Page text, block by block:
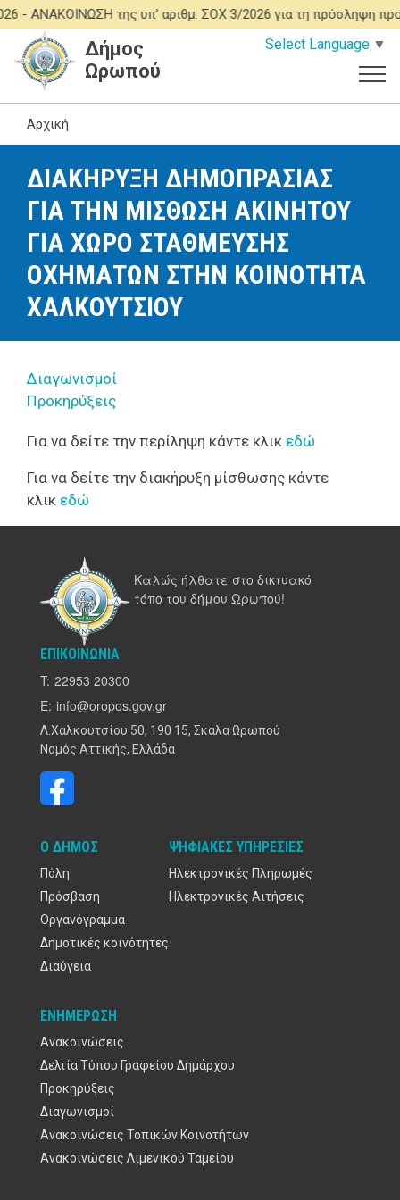
Παράκαμψη
προς
περιεχόμενο
-ΑΝΑΚΟΙΝΩΣΗ της υπ' αριθμ. ΣΟΧ 3/2026 για τη πρόσληψη
Select Language ▼
Δήμος
Ωρωπού
Αρχική
ΔΙΑΚΗΡΥΞΗ ΔΗΜΟΠΡΑΣΙΑΣ
ΓΙΑ ΤΗΝ ΜΙΣΘΩΣΗ ΑΚΙΝΗΤΟΥ
ΓΙΑ ΧΩΡΟ ΣΤΑΘΜΕΥΣΗΣ
ΟΧΗΜΑΤΩΝ ΣΤΗΝ ΚΟΙΝΟΤΗΤΑ
ΧΑΛΚΟΥΤΣΙΟΥ
Διαγωνισμοί
Προκηρύξεις
Για να δείτε την περίληψη κάντε κλικ εδώ
Για να δείτε την διακήρυξη μίσθωσης κάντε
κλικ εδώ
Καλώς ήλθατε στο δικτυακό
τόπο του δήμου Ωρωπού!
ΕΠΙΚΟΙΝΩΝΊΑ
T: 22953 20300
E: info@oropos.gov.gr
Λ.Χαλκουτσίου 50, 190 15, Σκάλα Ωρωπού
Νομός Αττικής, Ελλάδα
Ο ΔΉΜΟΣ
Πόλη
Πρόσβαση
Οργανόγραμμα
Δημοτικές κοινότητες
Διαύγεια
ΨΗΦΙΑΚΈΣ ΥΠΗΡΕΣΊΕΣ
Ηλεκτρονικές Πληρωμές
Ηλεκτρονικές Αιτήσεις
ΕΝΗΜΈΡΩΣΗ
Ανακοινώσεις
Δελτία Τύπου Γραφείου Δημάρχου
Προκηρύξεις
Διαγωνισμοί
Ανακοινώσεις Τοπικών Κοινοτήτων
Ανακοινώσεις Λιμενικού Ταμείου